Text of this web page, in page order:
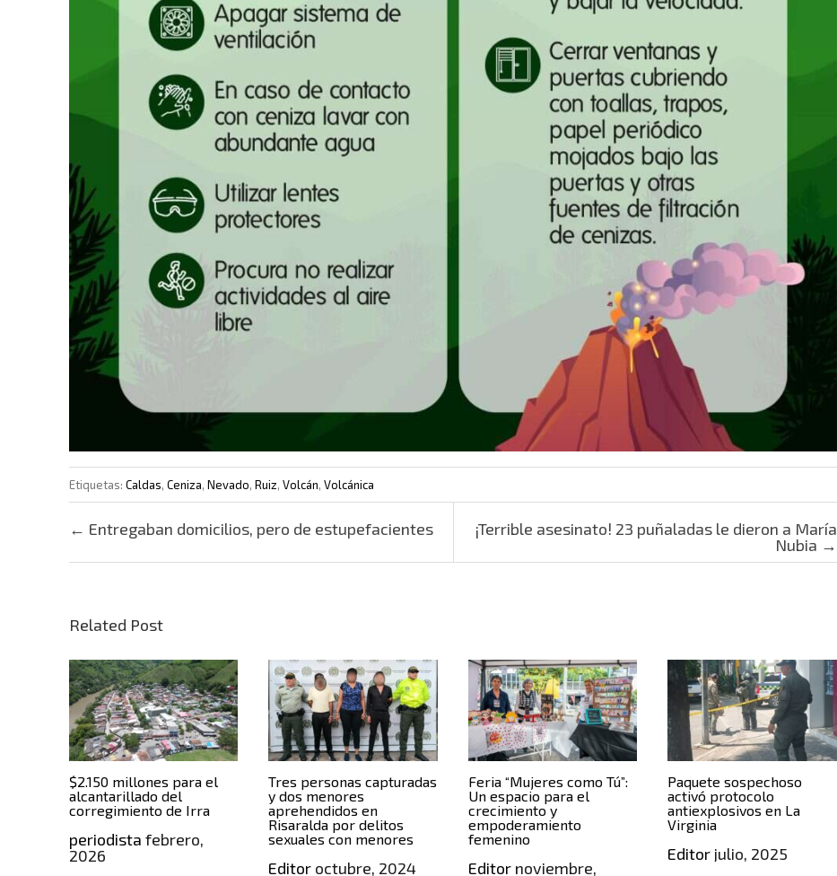
Etiquetas: Caldas, Ceniza, Nevado, Ruiz, Volcán, Volcánica
Post navigation
← Entregaban domicilios, pero de estupefacientes
¡Terrible asesinato! 23 puñaladas le dieron a María
Nubia →
Related Post
$2.150 millones para el
alcantarillado del
corregimiento de Irra
periodista febrero,
2026
Tres personas capturadas
y dos menores
aprehendidos en
Risaralda por delitos
sexuales con menores
Editor octubre, 2024
Feria “Mujeres como Tú”:
Un espacio para el
crecimiento y
empoderamiento
femenino
Editornoviembre,
Paquete sospechoso
activó protocolo
antiexplosivos en La
Virginia
Editor julio, 2025